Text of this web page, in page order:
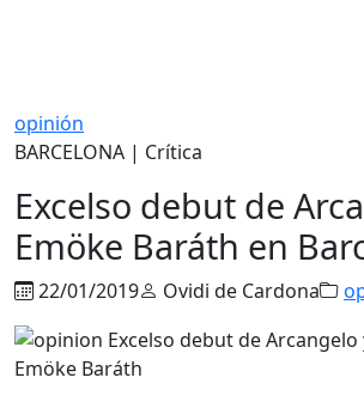
opinión
BARCELONA | Crítica
Excelso debut de
Emöke Baráth en
22/01/2019 Ovidi de Cardona
Emöke Baráth